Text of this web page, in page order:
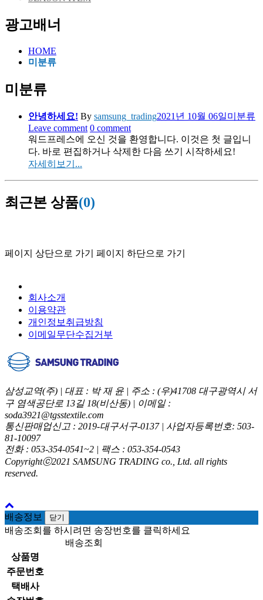
광고배너
HOME
미분류
미분류
안녕하세요! By samsung_trading2021년 10월 06일미분류
Leave comment 0 comment
워드프레스에 오신 것을 환영합니다. 이것은 첫 글입니
다. 바로 편집하거나 삭제한 다음 쓰기 시작하세요!
자세히보기...
최근본 상품(0)
페이지 상단으로 가기 페이지 하단으로 가기
회사소개
이용약관
개인정보취급방침
이메일무단수집거부
삼성교역(주) | 대표 : 박 재 윤 | 주소 : (우)41708 대구광역시 서
구 염색공단로 13길 18(비산동) | 이메일 :
soda3921@tgsstextile.com
통신판매업신고 : 2019-대구서구-0137 | 사업자등록번호: 503-
81-10097
전화 : 053-354-0541~2 | 팩스 : 053-354-0543
Copyrightⓒ2021 SAMSUNG TRADING co., Ltd. all rights
reserved.
배송정보 닫기
배송조회를 하시려면 송장번호를 클릭하세요
배송조회
상품명
주문번호
택배사